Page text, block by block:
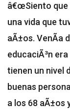
â€œSiento que
una vida que
aÃ±os. VenÃ­a
educaciÃ³n
tienen un nivel
buenas
a los 68 aÃ±os